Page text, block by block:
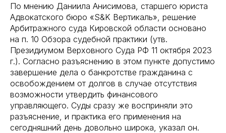
По мнению Даниила Анисимова, старшего юриста
Адвокатского бюро «S&K Вертикаль», решение
Арбитражного суда Кировской области основано
на п. 10 Обзора судебной практики (утв.
Президиумом Верховного Суда РФ 11 октября 2023
г.). Согласно разъяснению в этом пункте допустимо
завершение дела о банкротстве гражданина с
освобождением от долгов в случае отсутствия
возможности утвердить финансового
управляющего. Суды сразу же восприняли это
разъяснение, и практика его применения на
сегодняшний день довольно широка, указал он.